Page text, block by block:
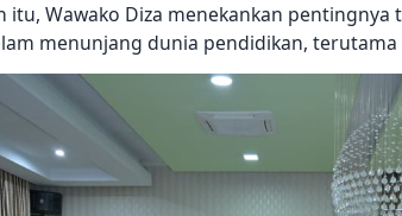
itu, Wawako Diza menekankan
menunjang dunia pendidikan,